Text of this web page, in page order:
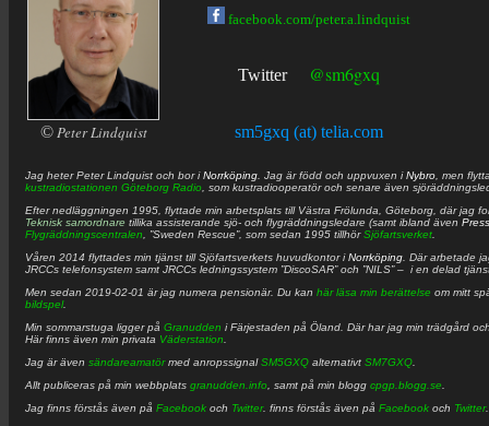
© Peter Lindquist
facebook.com/peter.a.lindquist
Twitter @sm6gxq
sm5gxq (at) telia.com
Jag heterPeter Lindquist och bor iNorrköping . Jag är född och uppvuxen iNybro , men
kustradiostationen Göteborg Radio , som kustradiooperatör och senare även
Efter nedläggningen 1995, flyttade min arbetsplats till Västra Frölunda, Göteborg, där jag
Teknisk samordnare tillika assisterande sjö- och flygräddningsledare (samt ibland även
Flygräddningscentralen , ”Sweden Rescue”, som sedan 1995 tillhörSjöfartsverket
Våren 2014 flyttades min tjänst till Sjöfartsverkets huvudkontor iNorrköping . Där arbetade
JRCCs telefonsystem samt JRCCs ledningssystem ”DiscoSAR” och ”NILS” – i en delad
Men sedan 2019-02-01 är jag numera pensionär. Du kan här läsa min berättelse om mitt
bildspel.
Min sommarstuga ligger på Granudden i Färjestaden på Öland. Där har jag min trädgård
Här finns även min privata Väderstation
Jag är även sändareamatörmed anropssignalSM5GXQ alternativt SM7GXQ
Allt publiceras på min webbplats granudden.info , samt på min blogg cpgp.blogg.se
Jag finns förstås även på Facebook och Twitter. finns förstås även på Facebook och Twitter.